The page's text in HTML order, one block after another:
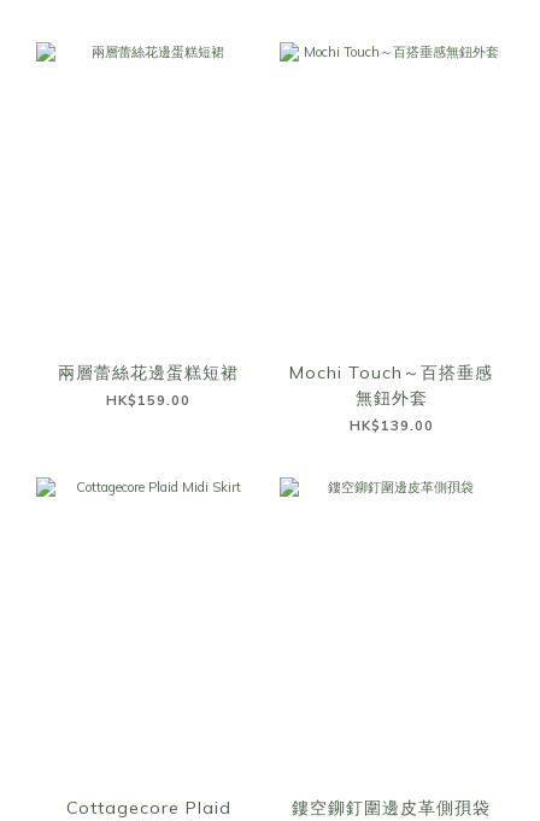
兩層蕾絲花邊蛋糕短裙
HK$159.00
Mochi Touch～百搭垂感
無鈕外套
HK$139.00
Cottagecore Plaid
鏤空鉚釘圍邊皮革側孭袋